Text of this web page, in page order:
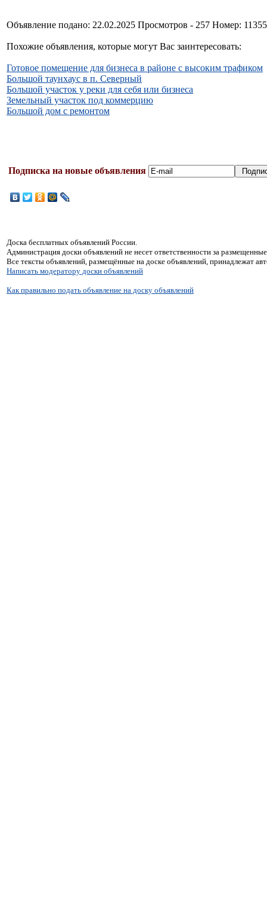
Объявление подано: 22.02.2025 Просмотров - 257 Номер:
Похожие объявления, которые могут Вас заинтересовать:
Готовое помещение для бизнеса в районе с высоким трафиком
Большой таунхаус в п. Северный
Большой участок у реки для себя или бизнеса
Земельный участок под коммерцию
Большой дом с ремонтом
Подписка на новые объявления
Доска бесплатных объявлений России.
Администрация доски объявлений не несет ответственности за
Все тексты объявлений, размещённые на доске объявлений, принадлежат
Написать модератору доски объявлений
Как правильно подать объявление на доску объявлений